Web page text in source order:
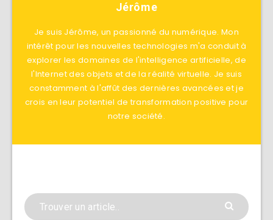
Jérôme
Je suis Jérôme, un passionné du numérique. Mon
intérêt pour les nouvelles technologies m'a conduit à
explorer les domaines de l'intelligence artificielle, de
l'Internet des objets et de la réalité virtuelle. Je suis
constamment à l'affût des dernières avancées et je
crois en leur potentiel de transformation positive pour
notre société.